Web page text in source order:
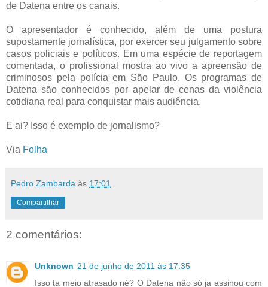
de Datena entre os canais.
O apresentador é conhecido, além de uma postura
supostamente jornalística, por exercer seu julgamento sobre
casos policiais e políticos. Em uma espécie de reportagem
comentada, o profissional mostra ao vivo a apreensão de
criminosos pela polícia em São Paulo. Os programas de
Datena são conhecidos por apelar de cenas da violência
cotidiana real para conquistar mais audiência.
E ai? Isso é exemplo de jornalismo?
Via Folha
Pedro Zambarda às 17:01
Compartilhar
2 comentários:
Unknown 21 de junho de 2011 às 17:35
Isso ta meio atrasado né? O Datena não só ja assinou com